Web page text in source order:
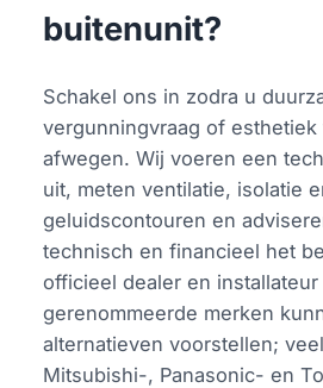
buitenunit?
Schakel ons in zodra u
vergunningvraag of
afwegen. Wij voeren een
uit, meten ventilatie, isolatie
geluidscontouren en
technisch en financieel het
officieel dealer en installateur
gerenommeerde merken
alternatieven voorstellen;
Mitsubishi-, Panasonic- en